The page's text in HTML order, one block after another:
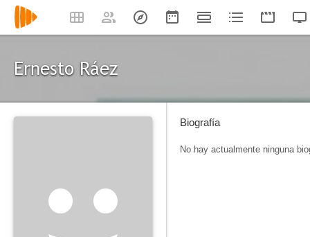
Ernesto Ráez
Biografía
No hay actualmente ninguna